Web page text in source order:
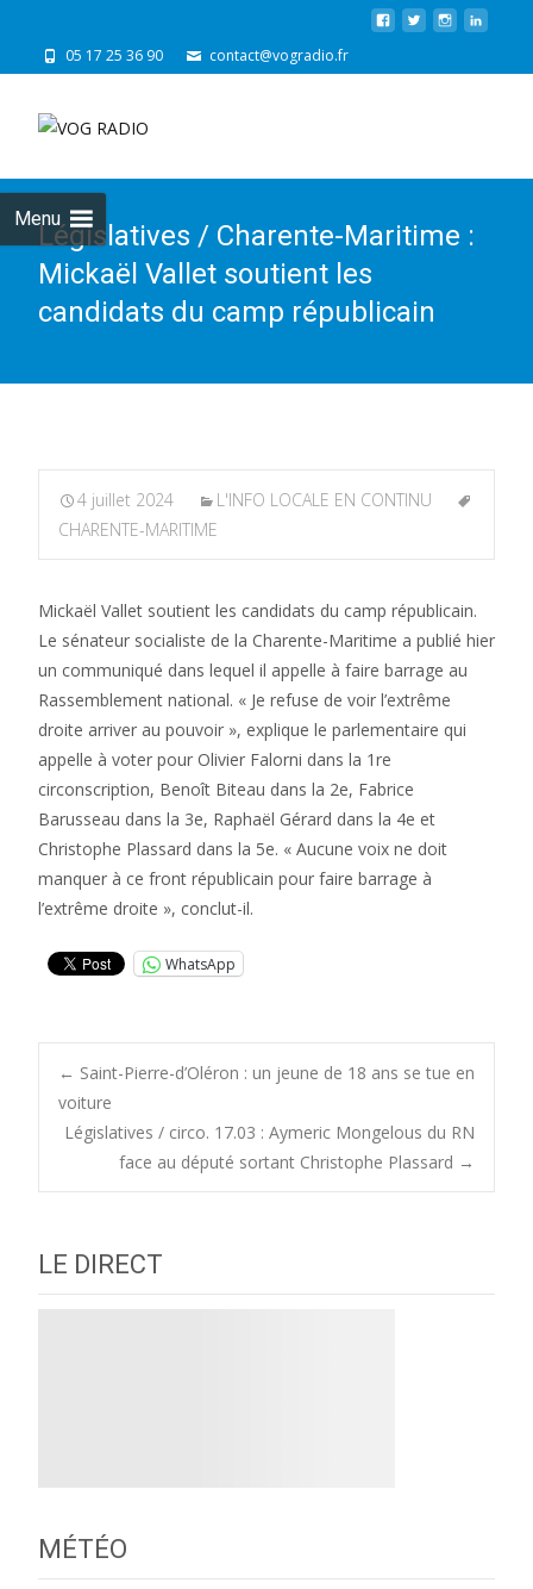
05 17 25 36 90 contact@vogradio.fr
Menu
Législatives / Charente-Maritime :
Mickaël Vallet soutient les
candidats du camp républicain
4 juillet 2024
L'INFO LOCALE EN CONTINU
CHARENTE-MARITIME
Mickaël Vallet soutient les candidats du camp républicain.
Le sénateur socialiste de la Charente-Maritime a publié hier
un communiqué dans lequel il appelle à faire barrage au
Rassemblement national. « Je refuse de voir l’extrême
droite arriver au pouvoir », explique le parlementaire qui
appelle à voter pour Olivier Falorni dans la 1re
circonscription, Benoît Biteau dans la 2e, Fabrice
Barusseau dans la 3e, Raphaël Gérard dans la 4e et
Christophe Plassard dans la 5e. « Aucune voix ne doit
manquer à ce front républicain pour faire barrage à
l’extrême droite », conclut-il.
WhatsApp
Post
navigation
← Saint-Pierre-d’Oléron : un jeune de 18 ans se tue en
voiture
Législatives / circo. 17.03 : Aymeric Mongelous du RN
face au député sortant Christophe Plassard →
LE DIRECT
MÉTÉO